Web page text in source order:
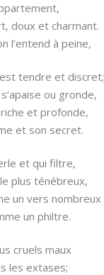
doux et charmant.
l’entend à peine,
tendre et discret;
ou gronde,
et profonde,
et son secret.
et qui filtre,
plus ténébreux,
un vers nombreux
un philtre.
cruels maux
les extases;